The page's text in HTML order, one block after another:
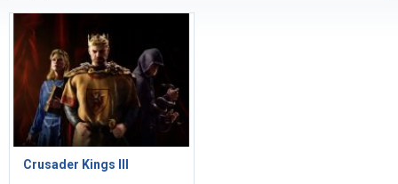
Crusader Kings III